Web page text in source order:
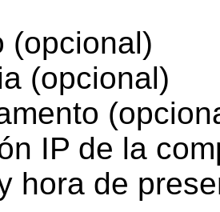
(opcional)
(opcional)
IP de la
hora de